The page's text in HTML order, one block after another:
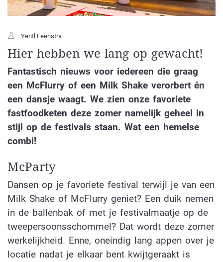
Yentl Feenstra
Hier hebben we lang op gewacht!
Fantastisch nieuws voor iedereen die graag
een McFlurry of een Milk Shake verorbert én
een dansje waagt. We zien onze favoriete
fastfoodketen deze zomer namelijk geheel in
stijl op de festivals staan. Wat een hemelse
combi!
McParty
Dansen op je favoriete festival terwijl je van een
Milk Shake of McFlurry geniet? Een duik nemen
in de ballenbak of met je festivalmaatje op de
tweepersoonsschommel? Dat wordt deze zomer
werkelijkheid. Enne, oneindig lang appen over je
locatie nadat je elkaar bent kwijtgeraakt is